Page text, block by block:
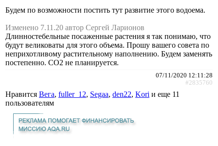
Будем по возможности постить тут развитие этого водоема.
Изменено 7.11.20 автор Сергей Ларионов
Длинностебельные посаженные растения я так понимаю, что
будут великоваты для этого объема. Прошу вашего совета по
неприхотливому растительному наполнению. Будем заменять
постепенно. CO2 не планируется.
07/11/2020 12:11:28
#2835760
Нравится Вега, fuller_12, Segaa, den22, Kori и еще 11
пользователям